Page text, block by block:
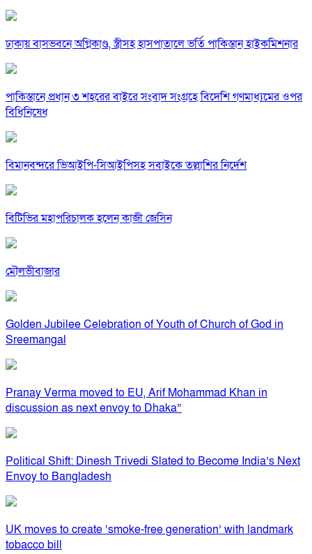
ঢাকায় বাসভবনে অগ্নিকাণ্ড, স্ত্রীসহ হাসপাতালে ভর্তি পাকিস্তান হাইকমিশনার
পাকিস্তানে প্রধান ৩ শহরের বাইরে সংবাদ সংগ্রহে বিদেশি গণমাধ্যমের ওপর
বিধিনিষেধ
বিমানবন্দরে ভিআইপি-সিআইপিসহ সবাইকে তল্লাশির নির্দেশ
বিটিভির মহাপরিচালক হলেন কাজী জেসিন
মৌলভীবাজার
Golden Jubilee Celebration of Youth of Church of God in
Sreemangal
Pranay Verma moved to EU, Arif Mohammad Khan in
discussion as next envoy to Dhaka”
Political Shift: Dinesh Trivedi Slated to Become India’s Next
Envoy to Bangladesh
UK moves to create ‘smoke-free generation’ with landmark
tobacco bill